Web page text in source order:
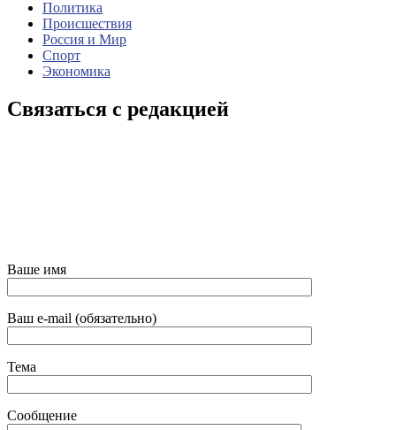
Политика
Происшествия
Россия и Мир
Спорт
Экономика
Связаться с редакцией
Ваше имя
Ваш e-mail (обязательно)
Тема
Сообщение